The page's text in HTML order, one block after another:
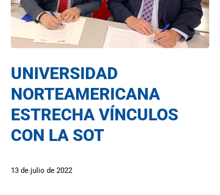
UNIVERSIDAD
NORTEAMERICANA
ESTRECHA VÍNCULOS
CON LA SOT
13 de julio de 2022